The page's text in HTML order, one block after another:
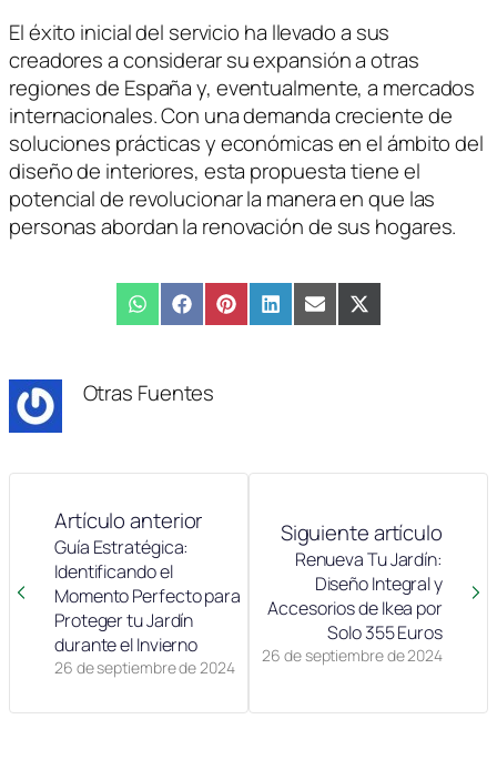
El éxito inicial del servicio ha llevado a sus
creadores a considerar su expansión a otras
regiones de España y, eventualmente, a mercados
internacionales. Con una demanda creciente de
soluciones prácticas y económicas en el ámbito del
diseño de interiores, esta propuesta tiene el
potencial de revolucionar la manera en que las
personas abordan la renovación de sus hogares.
Compartir
en
WhatsAppCompartir
en
FacebookCompartir
en
PinterestCompartir
en
LinkedInCompartir
en
EmailCompartir
en
X
(Twitter)
Otras Fuentes
Artículo anterior
26 de septiembre de 2024
Guía Estratégica:
Identificando el
Momento Perfecto para
Proteger tu Jardín
durante el Invierno
Siguiente artículo
26 de septiembre de 2024
Renueva Tu Jardín:
Diseño Integral y
Accesorios de Ikea por
Solo 355 Euros